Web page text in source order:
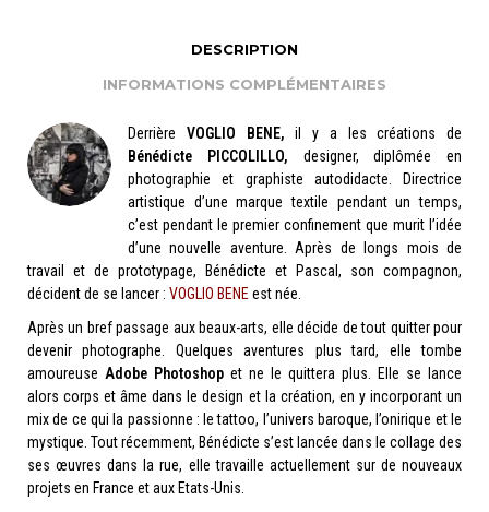
DESCRIPTION
INFORMATIONS COMPLÉMENTAIRES
Derrière VOGLIO BENE,il y a les créations de
Bénédicte PICCOLILLO, designer, diplômée en
photographie et graphiste autodidacte. Directrice
artistique d’une marque textile pendant un temps,
c’est pendant le premier confinement que murit l’idée
d’une nouvelle aventure. Après de longs mois de
travail et de prototypage, Bénédicte et Pascal, son compagnon,
décident de se lancer : VOGLIO BENEest née.
Après un bref passage aux beaux-arts, elle décide de tout quitter pour
devenir photographe. Quelques aventures plus tard, elle tombe
amoureuse Adobe Photoshop et ne le quittera plus. Elle se lance
alors corps et âme dans le design et la création, en y incorporant un
mix de ce qui la passionne : le tattoo, l’univers baroque, l’onirique et le
mystique. Tout récemment, Bénédicte s’est lancée dans le collage des
ses œuvres dans la rue, elle travaille actuellement sur de nouveaux
projets en France et aux Etats-Unis.